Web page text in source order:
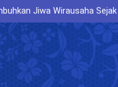
Jiwa Wirausaha
Generasi Tertib
Kesadaran Pajak
Karakter, Disiplin, dan
Jiwa Wirausaha
Generasi Tertib
Kesadaran Pajak